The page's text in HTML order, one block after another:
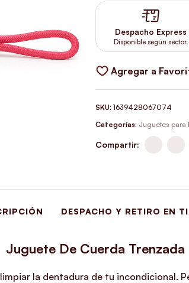
Despacho Express
Disponible según sector.
Agregar a
SKU: 1639428067074
Categorías: Juguetes para
Compartir:
DESPACHO Y RETIRO EN
Juguete De Cuerda Trenzada
la dentadura de tu incondicional.